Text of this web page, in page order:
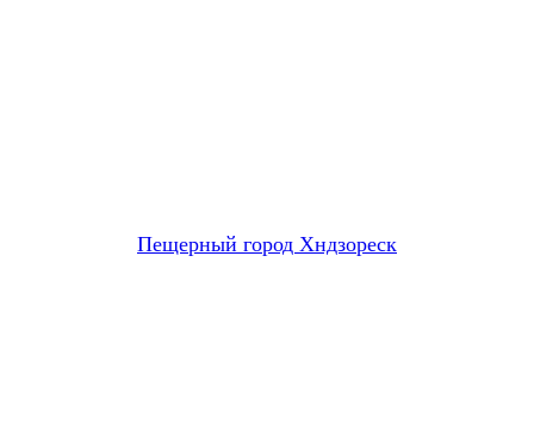
Пещерный город Хндзореск